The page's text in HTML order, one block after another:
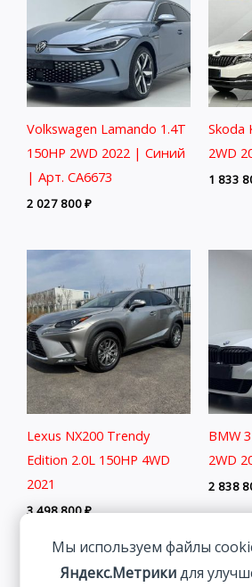
Volkswagen Lamando 1.4T
150HP 2WD 2022 | Синий
| Арт. CA6673
2 027 800₽
Skoda
2WD
1 833
Lexus NX200 Trendy
Edition 2.0L 150HP 4WD
2021
3 498 800₽
BMW
2WD
2 838
Мы используем файлы
Яндекс.Метрикидля